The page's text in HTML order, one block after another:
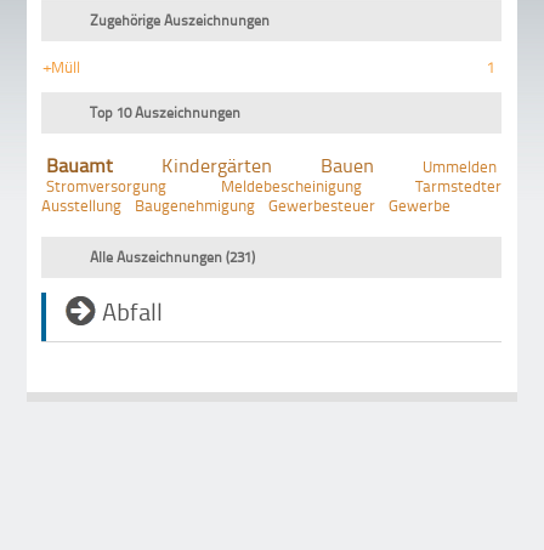
Zugehörige Auszeichnungen
+Müll 1
Top 10 Auszeichnungen
Bauamt Kindergärten Bauen
Ummelden
Stromversorgung
Meldebescheinigung
Tarmstedter
Ausstellung
Baugenehmigung Gewerbesteuer Gewerbe
Alle Auszeichnungen (231)
Abfall